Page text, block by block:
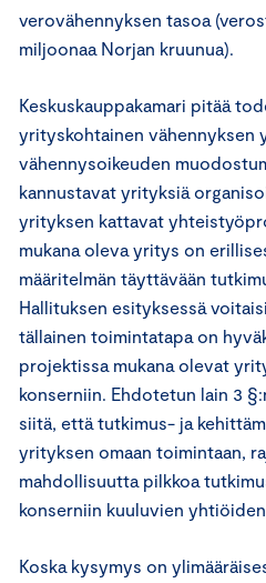
verovähennyksen tasoa
miljoonaa Norjan kruunua).
Keskuskauppakamari pitää
yrityskohtainen vähennyksen
vähennysoikeuden
kannustavat yrityksiä
yrityksen kattavat
mukana oleva yritys on
määritelmän täyttävään
Hallituksen esityksessä
tällainen toimintatapa on
projektissa mukana olevat
konserniin. Ehdotetun lain 3
siitä, että tutkimus- ja
yrityksen omaan toimintaan,
mahdollisuutta pilkkoa
konserniin kuuluvien yhtiöiden
Koska kysymys on